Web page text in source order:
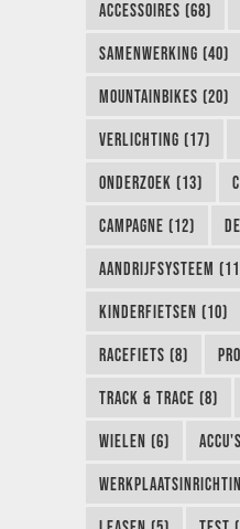
ACCESSOIRES (68)
SAMENWERKING (40)
MOUNTAINBIKES (20)
VERLICHTING (17)
ONDERZOEK (13)
CAMPAGNE (12)
AANDRIJFSYSTEEM
KINDERFIETSEN (10)
RACEFIETS (8)
TRACK & TRACE (8)
WIELEN (6)